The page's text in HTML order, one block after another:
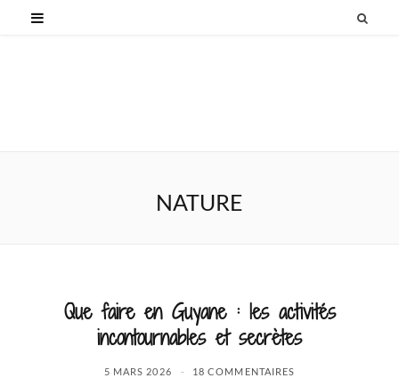
NATURE
Que faire en Guyane : les activités
incontournables et secrètes
5 MARS 2026 18 COMMENTAIRES